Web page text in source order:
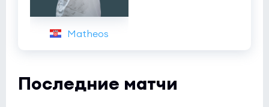
Matheos
Последние матчи